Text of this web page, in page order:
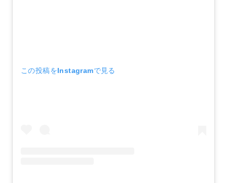
この投稿をInstagramで見る